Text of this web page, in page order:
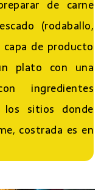
de carne
(rodaballo,
capa de producto
plato con una
ingredientes
los sitios donde
costrada es en